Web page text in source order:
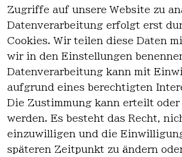
Zugriffe auf unsere Website zu
Datenverarbeitung erfolgt erst
Cookies. Wir teilen diese Daten
wir in den Einstellungen
Datenverarbeitung kann mit
aufgrund eines berechtigten
Die Zustimmung kann erteilt oder
werden. Es besteht das Recht,
einzuwilligen und die
späteren Zeitpunkt zu ändern
Rechtlich
Impressum
Datenschutz
erklärung
Widerrufsre
cht
Kontakt
Kontakt
Registrieren